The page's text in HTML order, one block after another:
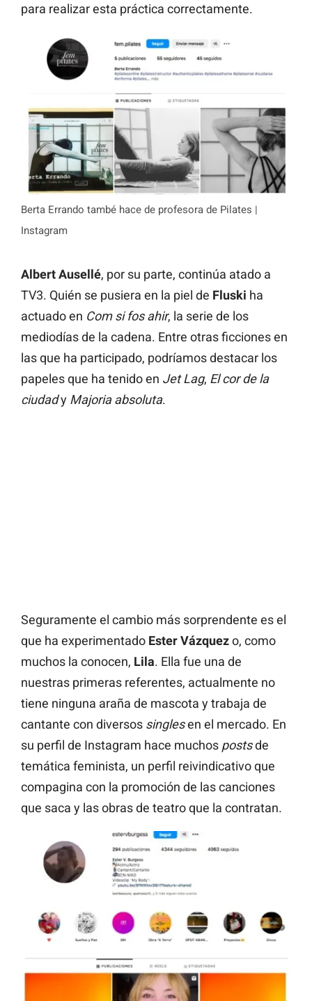
para realizar esta práctica correctamente.
Berta Errando també hace de profesora de Pilates |
Instagram
Albert Ausellé, por su parte, continúa atado a
TV3. Quién se pusiera en la piel de Fluski ha
actuado en Com si fos ahir, la serie de los
mediodías de la cadena. Entre otras ficciones en
las que ha participado, podríamos destacar los
papeles que ha tenido en Jet Lag, El cor de la
ciudady Majoria absoluta.
Seguramente el cambio más sorprendente es el
que ha experimentado Ester Vázquezo, como
muchos la conocen, Lila. Ella fue una de
nuestras primeras referentes, actualmente no
tiene ninguna araña de mascota y trabaja de
cantante con diversos singlesen el mercado. En
su perfil de Instagram hace muchos postsde
temática feminista, un perfil reivindicativo que
compagina con la promoción de las canciones
que saca y las obras de teatro que la contratan.